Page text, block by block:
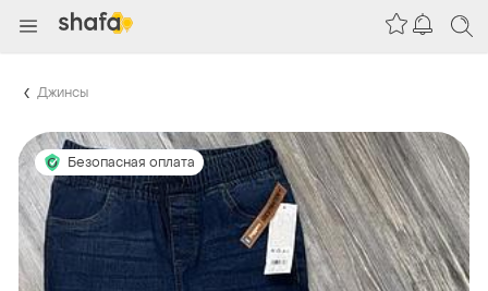
Джинсы
Безопасная оплата